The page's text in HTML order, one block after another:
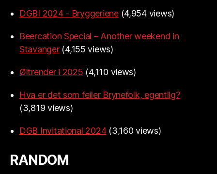
DGBI 2024 - Bryggeriene (4,954 views)
Beercation Special – Another weekend in
Stavanger (4,155 views)
Øltrender i 2025 (4,110 views)
Hva er det som feiler Brynefolk, egentlig?
(3,819 views)
DGB Invitational 2024 (3,160 views)
RANDOM